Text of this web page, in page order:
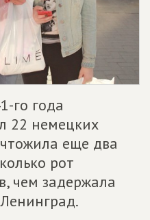
го года
22 немецких
еще два
рот
чем задержала